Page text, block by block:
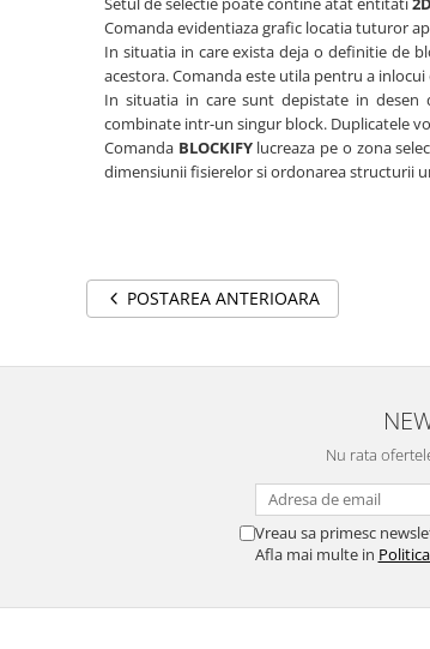
Comanda evidentiaza grafic locatia tuturor
In situatia in care exista deja o definitie de
acestora. Comanda este utila pentru a
In situatia in care sunt depistate in
combinate intr-un singur block. Duplicatele
Comanda BLOCKIFYlucreaza pe o zona
dimensiunii fisierelor si ordonarea structurii
POSTAREA ANTERIOARA
Nu rata
Vreau sa primesc
Afla mai multe in